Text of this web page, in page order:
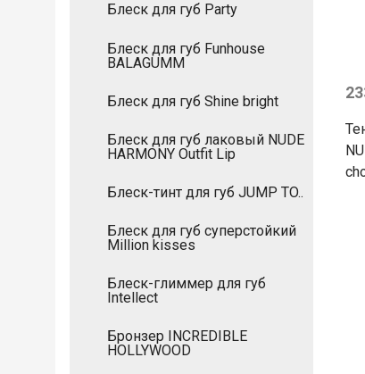
Блеск для губ Party
Блеск для губ Funhouse
BALAGUMM
Блеск для губ Shine bright
Блеск для губ лаковый NUDE
HARMONY Outfit Lip
Блеск-тинт для губ JUMP TO..
Блеск для губ суперстойкий
Million kisses
Блеск-глиммер для губ
Intellect
Бронзер INCREDIBLE
HOLLYWOOD